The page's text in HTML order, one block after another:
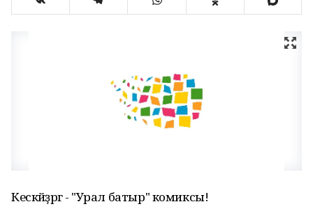
Кескәйҙәргә - "Урал батыр" комиксы!